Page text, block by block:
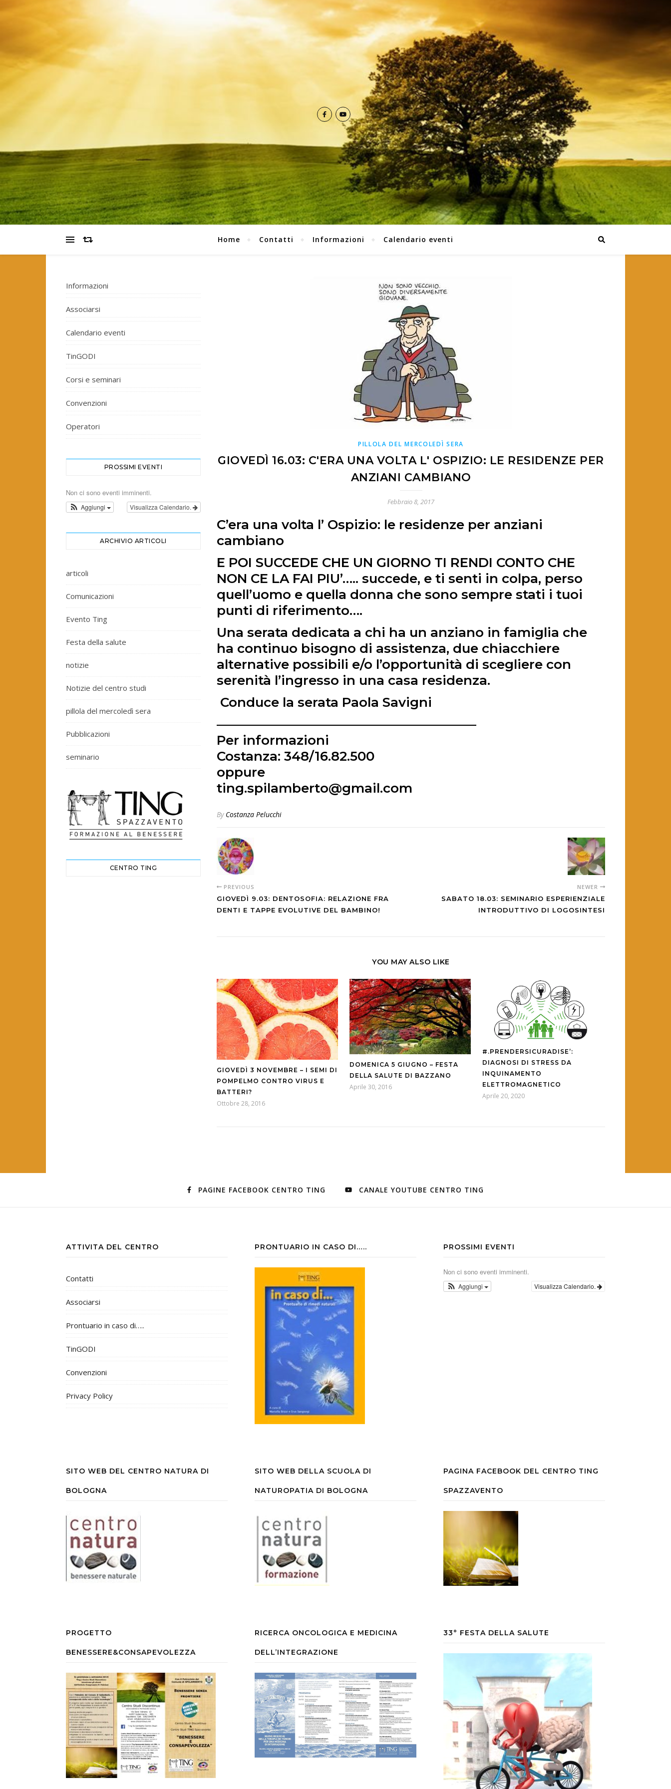
Home Contatti Informazioni Calendario eventi
Informazioni
Associarsi
Calendario eventi
TinGODI
Corsi e seminari
Convenzioni
Operatori
PROSSIMI EVENTI
Non ci sono eventi imminenti.
Visualizza Calendario.
Aggiungi
ARCHIVIO ARTICOLI
articoli
Comunicazioni
Evento Ting
Festa della salute
notizie
Notizie del centro studi
pillola del mercoledì sera
Pubblicazioni
seminario
CENTRO TING
PILLOLA DEL MERCOLEDÌ SERA
GIOVEDÌ 16.03: C'ERA UNA VOLTA L' OSPIZIO: LE RESIDENZE PER
ANZIANI CAMBIANO
Febbraio 8, 2017
C’era una volta l’ Ospizio: le residenze per anziani
cambiano
E POI SUCCEDE CHE UN GIORNO TI RENDI CONTO CHE
NON CE LA FAI PIU’….. succede, e ti senti in colpa, perso
quell’uomo e quella donna che sono sempre stati i tuoi
punti di riferimento….
Una serata dedicata a chi ha un anziano in famiglia che
ha continuo bisogno di assistenza, due chiacchiere
alternative possibili e/o l’opportunità di scegliere con
serenità l’ingresso in una casa residenza.
Conduce la serata Paola Savigni
————————–————————–———
Per informazioni
Costanza: 348/16.82.500
oppure
ting.spilamberto@gmail.com
By Costanza Pelucchi
PREVIOUS
GIOVEDÌ 9.03: DENTOSOFIA: RELAZIONE FRA
DENTI E TAPPE EVOLUTIVE DEL BAMBINO!
NEWER
SABATO 18.03: SEMINARIO ESPERIENZIALE
INTRODUTTIVO DI LOGOSINTESI
YOU MAY ALSO LIKE
GIOVEDÌ 3 NOVEMBRE – I SEMI DI
POMPELMO CONTRO VIRUS E
BATTERI?
Ottobre 28, 2016
DOMENICA 5 GIUGNO – FESTA
DELLA SALUTE DI BAZZANO
Aprile 30, 2016
#.PRENDERSICURADISE’:
DIAGNOSI DI STRESS DA
INQUINAMENTO
ELETTROMAGNETICO
Aprile 20, 2020
PAGINE FACEBOOK CENTRO TING CANALE YOUTUBE CENTRO TING
ATTIVITA DEL CENTRO
Contatti
Associarsi
Prontuario in caso di…..
TinGODI
Convenzioni
Privacy Policy
PRONTUARIO IN CASO DI….. PROSSIMI EVENTI
Non ci sono eventi imminenti.
Visualizza Calendario.
Aggiungi
SITO WEB DEL CENTRO NATURA DI
BOLOGNA
SITO WEB DELLA SCUOLA DI
NATUROPATIA DI BOLOGNA
PAGINA FACEBOOK DEL CENTRO TING
SPAZZAVENTO
PROGETTO
BENESSERE&CONSAPEVOLEZZA
RICERCA ONCOLOGICA E MEDICINA
DELL’INTEGRAZIONE
33° FESTA DELLA SALUTE